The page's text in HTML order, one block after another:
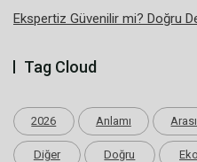
Ekspertiz Güvenilir mi? Doğru
Tag Cloud
2026 Anlamı Arası
Diğer Doğru